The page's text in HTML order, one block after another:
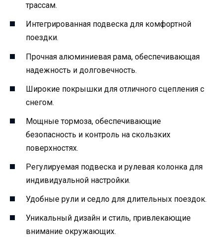
трассам.
Интегрированная подвеска для комфортной
поездки.
Прочная алюминиевая рама, обеспечивающая
надежность и долговечность.
Широкие покрышки для отличного сцепления с
снегом.
Мощные тормоза, обеспечивающие
безопасность и контроль на скользких
поверхностях.
Регулируемая подвеска и рулевая колонка для
индивидуальной настройки.
Удобные рули и седло для длительных поездок.
Уникальный дизайн и стиль, привлекающие
внимание окружающих.